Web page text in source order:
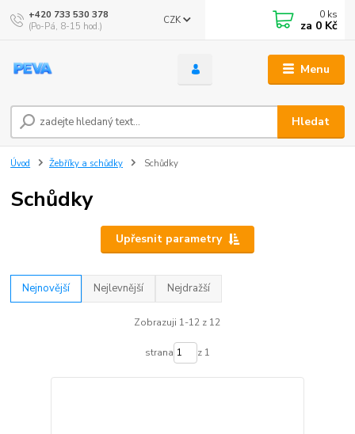
Menu
CZK
Hledat
+420 733 530 378
(Po-Pá, 8-15 hod.)
0 ks
za 0 Kč
Úvod Žebříky a schůdky Schůdky
Schůdky
Upřesnit parametry
Nejnovější Nejlevnější Nejdražší
Zobrazuji 1-12 z 12
strana z 1